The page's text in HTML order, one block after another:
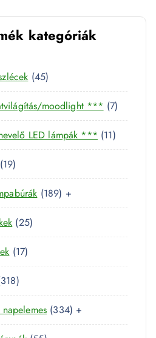
kategóriák
454
5
t
e
r
k
moodlight *** 77
t
e
r
LED lámpák *** 111
1
e
191
9
t
e
r
m
é
k
1891
8
t
é
k
+
252
5
e
171
7
e
r
m
3183
1
8
t
3343
3
+